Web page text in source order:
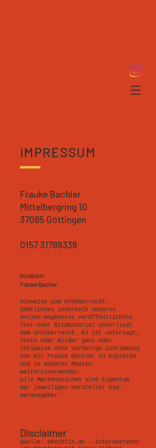
IMPRESSUM
Frauke Bachler
Mittelbergring 10
37085 Göttingen
0157 31789339
Inhaberin
Frauke Bachler
Hinweise zum Urheberrecht:
Sämtliches innerhalb unseres
Online-Angebotes veröffentlichtes
Text-oder Bildmaterial unterliegt
dem Urheberrecht. Es ist untersagt,
Texte oder Bilder ganz oder
teilweise ohne vorherige Zustimmung
von mir Frauke Bachler zu kopieren
und in anderen Medien
weiterzuverwenden.
Alle Markenzeichen sind Eigentum
der jeweiligen Hersteller bzw.
Herausgeber.
Disclaimer
Quelle: eRecht24.de – Internetrecht